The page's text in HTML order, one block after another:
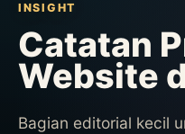
INSIGHT
Catatan
Website
Bagian editorial kecil